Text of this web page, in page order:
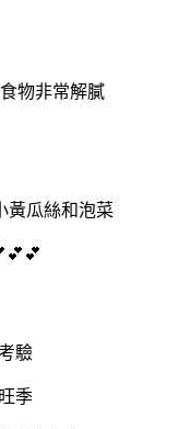
物非常解膩
黃瓜絲和泡菜
驗
季